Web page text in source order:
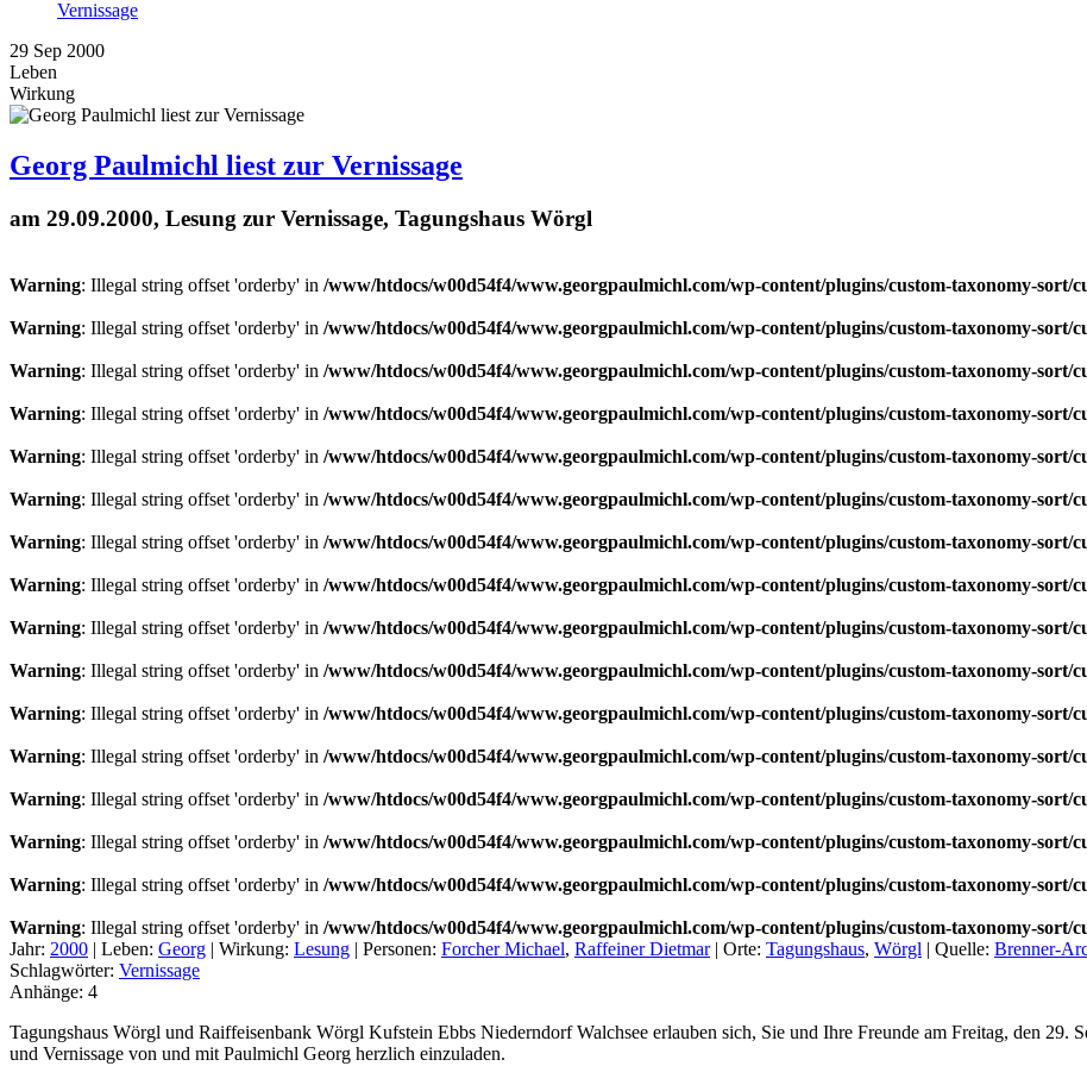
Vernissage
29 Sep 2000
Leben
Wirkung
Georg Paulmichl liest zur Vernissage
am 29.09.2000, Lesung zur Vernissage, Tagungshaus Wörgl
Warning: Illegal string offset 'orderby' in /www/htdocs/w00d54f4/www.georgpaulmichl.com/wp-content/plugins/custom-taxonomy-sort/
Warning: Illegal string offset 'orderby' in /www/htdocs/w00d54f4/www.georgpaulmichl.com/wp-content/plugins/custom-taxonomy-sort/
Warning: Illegal string offset 'orderby' in /www/htdocs/w00d54f4/www.georgpaulmichl.com/wp-content/plugins/custom-taxonomy-sort/
Warning: Illegal string offset 'orderby' in /www/htdocs/w00d54f4/www.georgpaulmichl.com/wp-content/plugins/custom-taxonomy-sort/
Warning: Illegal string offset 'orderby' in /www/htdocs/w00d54f4/www.georgpaulmichl.com/wp-content/plugins/custom-taxonomy-sort/
Warning: Illegal string offset 'orderby' in /www/htdocs/w00d54f4/www.georgpaulmichl.com/wp-content/plugins/custom-taxonomy-sort/
Warning: Illegal string offset 'orderby' in /www/htdocs/w00d54f4/www.georgpaulmichl.com/wp-content/plugins/custom-taxonomy-sort/
Warning: Illegal string offset 'orderby' in /www/htdocs/w00d54f4/www.georgpaulmichl.com/wp-content/plugins/custom-taxonomy-sort/
Warning: Illegal string offset 'orderby' in /www/htdocs/w00d54f4/www.georgpaulmichl.com/wp-content/plugins/custom-taxonomy-sort/
Warning: Illegal string offset 'orderby' in /www/htdocs/w00d54f4/www.georgpaulmichl.com/wp-content/plugins/custom-taxonomy-sort/
Warning: Illegal string offset 'orderby' in /www/htdocs/w00d54f4/www.georgpaulmichl.com/wp-content/plugins/custom-taxonomy-sort/
Warning: Illegal string offset 'orderby' in /www/htdocs/w00d54f4/www.georgpaulmichl.com/wp-content/plugins/custom-taxonomy-sort/
Warning: Illegal string offset 'orderby' in /www/htdocs/w00d54f4/www.georgpaulmichl.com/wp-content/plugins/custom-taxonomy-sort/
Warning: Illegal string offset 'orderby' in /www/htdocs/w00d54f4/www.georgpaulmichl.com/wp-content/plugins/custom-taxonomy-sort/
Warning: Illegal string offset 'orderby' in /www/htdocs/w00d54f4/www.georgpaulmichl.com/wp-content/plugins/custom-taxonomy-sort/
Warning: Illegal string offset 'orderby' in /www/htdocs/w00d54f4/www.georgpaulmichl.com/wp-content/plugins/custom-taxonomy-sort/
Jahr: 2000 | Leben: Georg | Wirkung: Lesung | Personen: Forcher Michael, Raffeiner Dietmar| Orte: Tagungshaus, Wörgl | Quelle: Brenner-
Schlagwörter: Vernissage
Anhänge: 4
Tagungshaus Wörgl und Raiffeisenbank Wörgl Kufstein Ebbs Niederndorf Walchsee erlauben sich, Sie und Ihre Freunde am Freitag, den 29.
und Vernissage von und mit Paulmichl Georg herzlich einzuladen.